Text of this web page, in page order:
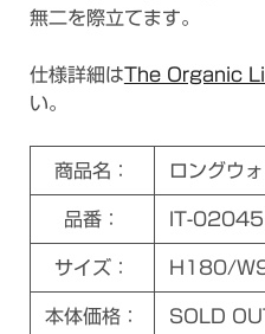
無二を際立てます。
仕様詳細はThe Organic
い。
商品名： ロングウ
品番： IT-02045
サイズ： H180/
本体価格： SOLD